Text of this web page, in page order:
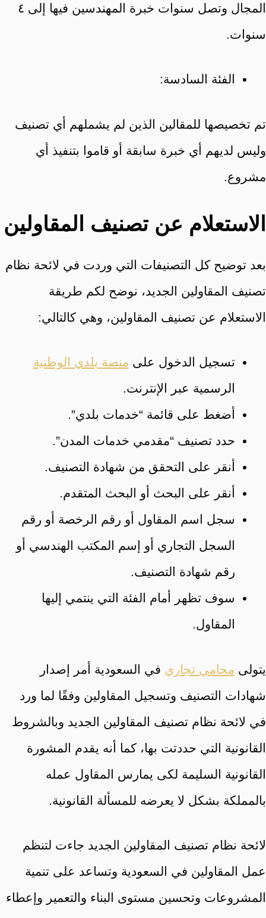
المجال وتصل سنوات خبرة المهندسين فيها إلى ٤
سنوات.
الفئة السادسة:
تم تخصيصها للمقالين الذين لم يشملهم أي تصنيف
وليس لديهم أي خبرة سابقة أو قاموا بتنفيذ أي
مشروع.
الاستعلام عن تصنيف المقاولين
بعد توضيح كل التصنيفات التي وردت في لائحة نظام
تصنيف المقاولين الجديد، نوضح لكم طريقة
الاستعلام عن تصنيف المقاولين، وهي كالتالي:
تسجيل الدخول على منصة بلدي الوطنية
الرسمية عبر الإنترنت.
أضغط على قائمة “خدمات بلدي”.
حدد تصنيف “مقدمي خدمات المدن”.
أنقر على التحقق من شهادة التصنيف.
أنقر على البحث أو البحث المتقدم.
سجل اسم المقاول أو رقم الرخصة أو رقم
السجل التجاري أو إسم المكتب الهندسي أو
رقم شهادة التصنيف.
سوف تظهر أمام الفئة التي ينتمي إليها
المقاول.
يتولى محامي تجاري في السعودية أمر إصدار
شهادات التصنيف وتسجيل المقاولين وفقًا لما ورد
في لائحة نظام تصنيف المقاولين الجديد وبالشروط
القانونية التي حددتت بها، كما أنه يقدم المشورة
القانونية السليمة لكى يمارس المقاول عمله
بالمملكة بشكل لا يعرضه للمسألة القانونية.
لائحة نظام تصنيف المقاولين الجديد جاءت لتنظم
عمل المقاولين في السعودية وتساعد على تنمية
المشروعات وتحسين مستوى البناء والتعمير وإعطاء